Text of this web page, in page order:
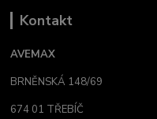
Kontakt
AVEMAX
BRNĚNSKÁ 148/69
674 01 TŘEBÍČ